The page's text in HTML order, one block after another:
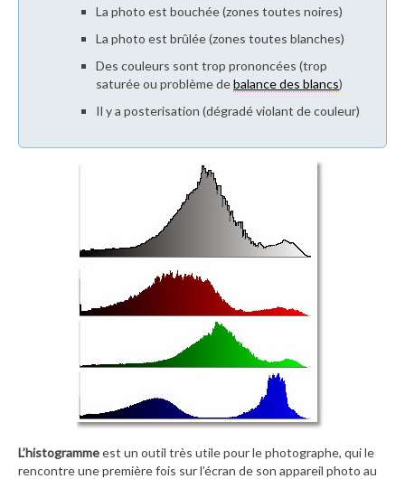
La photo est bouchée (zones toutes noires)
La photo est brûlée (zones toutes blanches)
Des couleurs sont trop prononcées (trop
saturée ou problème debalance des blancs)
Il y a posterisation (dégradé violant de couleur)
L’histogrammeest un outil très utile pour le photographe, qui le
rencontre une première fois sur l’écran de son appareil photo au